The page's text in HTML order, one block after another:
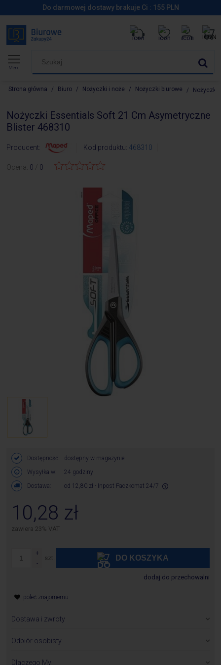
Do darmowej dostawy brakuje Ci : 155PLN
Menu
Strona główna / Biuro / Nożyczki i noże / Nożyczki biurowe / Nożyczki
Nożyczki Essentials Soft 21 Cm Asymetryczne
Blister 468310
Producent: Kod produktu: 468310
Ocena: 0 0
Dostępność:
dostępny w magazynie
Wysyłka w:
24 godziny
Dostawa:
od 12,80 zł - Inpost Paczkomat 24/7
10,28 zł
zawiera 23% VAT
szt. DO KOSZYKA
dodaj do przechowalni
poleć znajomemu
Dostawa i zwroty
otrzymania zamówienia z wyłączeniem produktów, których
Odbiór osobisty
P.H.U.Bawi S.A.
Dlaczego My